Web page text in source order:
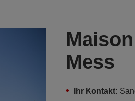
Mess
Ihr Kontakt: